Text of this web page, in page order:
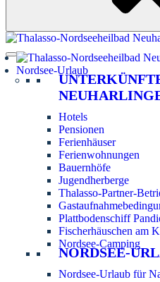
Nordsee-Urlaub
Hotels
Pensionen
Ferienhäuser
Ferienwohnungen
Bauernhöfe
Jugendherberge
Thalasso-Partner-
Plattbodenschiff
Fischerhäuschen am
Nordsee-Camping
NORDSEE-
Nordsee-Urlaub für